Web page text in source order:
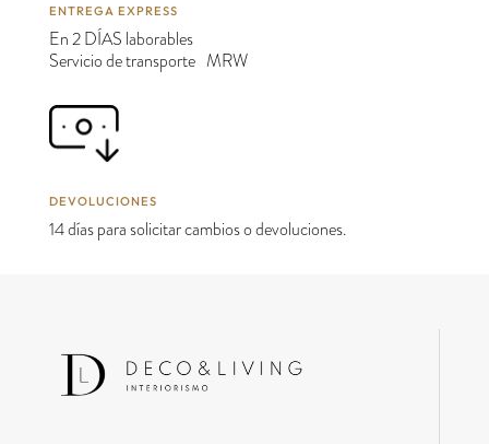
ENTREGA EXPRESS
En 2 DÍAS laborables
Servicio de transporte MRW
DEVOLUCIONES
14 días para solicitar cambios o devoluciones.